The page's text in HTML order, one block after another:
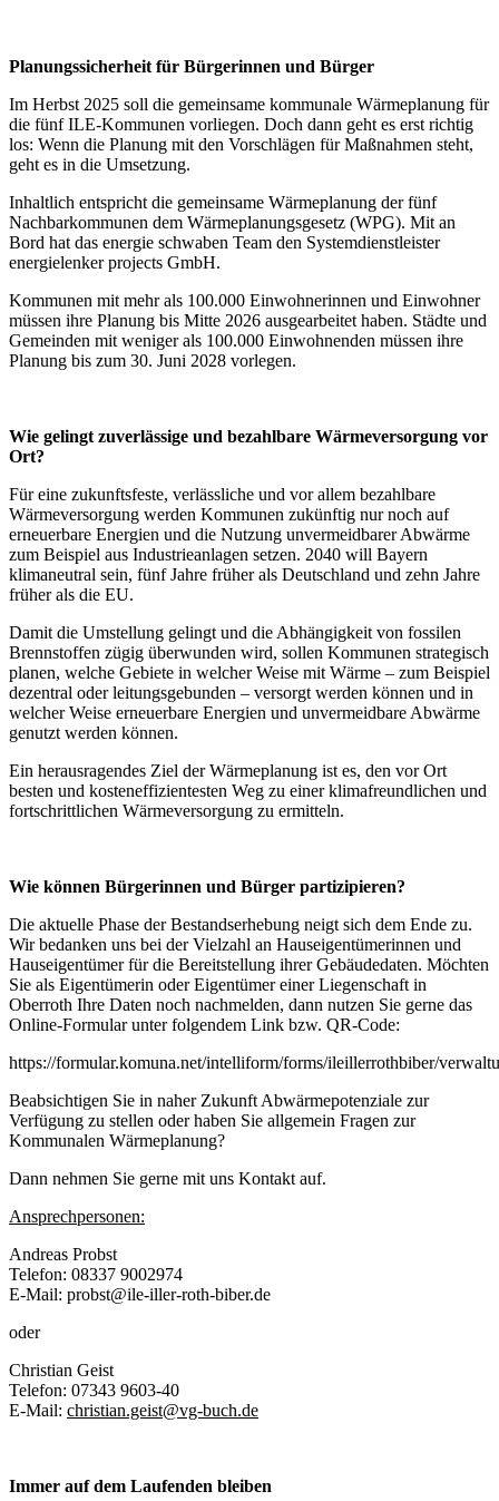
Planungssicherheit für Bürgerinnen und Bürger
Im Herbst 2025 soll die gemeinsame kommunale Wärmeplanung für
die fünf ILE-Kommunen vorliegen. Doch dann geht es erst richtig
los: Wenn die Planung mit den Vorschlägen für Maßnahmen steht,
geht es in die Umsetzung.
Inhaltlich entspricht die gemeinsame Wärmeplanung der fünf
Nachbarkommunen dem Wärmeplanungsgesetz (WPG). Mit an
Bord hat das energie schwaben Team den Systemdienstleister
energielenker projects GmbH.
Kommunen mit mehr als 100.000 Einwohnerinnen und Einwohner
müssen ihre Planung bis Mitte 2026 ausgearbeitet haben. Städte und
Gemeinden mit weniger als 100.000 Einwohnenden müssen ihre
Planung bis zum 30. Juni 2028 vorlegen.
Wie gelingt zuverlässige und bezahlbare Wärmeversorgung vor
Ort?
Für eine zukunftsfeste, verlässliche und vor allem bezahlbare
Wärmeversorgung werden Kommunen zukünftig nur noch auf
erneuerbare Energien und die Nutzung unvermeidbarer Abwärme
zum Beispiel aus Industrieanlagen setzen. 2040 will Bayern
klimaneutral sein, fünf Jahre früher als Deutschland und zehn Jahre
früher als die EU.
Damit die Umstellung gelingt und die Abhängigkeit von fossilen
Brennstoffen zügig überwunden wird, sollen Kommunen strategisch
planen, welche Gebiete in welcher Weise mit Wärme – zum Beispiel
dezentral oder leitungsgebunden – versorgt werden können und in
welcher Weise erneuerbare Energien und unvermeidbare Abwärme
genutzt werden können.
Ein herausragendes Ziel der Wärmeplanung ist es, den vor Ort
besten und kosteneffizientesten Weg zu einer klimafreundlichen und
fortschrittlichen Wärmeversorgung zu ermitteln.
Wie können Bürgerinnen und Bürger partizipieren?
Die aktuelle Phase der Bestandserhebung neigt sich dem Ende zu.
Wir bedanken uns bei der Vielzahl an Hauseigentümerinnen und
Hauseigentümer für die Bereitstellung ihrer Gebäudedaten. Möchten
Sie als Eigentümerin oder Eigentümer einer Liegenschaft in
Oberroth Ihre Daten noch nachmelden, dann nutzen Sie gerne das
Online-Formular unter folgendem Link bzw. QR-Code:
https://formular.komuna.net/intelliform/forms/ileillerrothbiber/
Beabsichtigen Sie in naher Zukunft Abwärmepotenziale zur
Verfügung zu stellen oder haben Sie allgemein Fragen zur
Kommunalen Wärmeplanung?
Dann nehmen Sie gerne mit uns Kontakt auf.
Ansprechpersonen:
Andreas Probst
Telefon: 08337 9002974
E-Mail: probst@ile-iller-roth-biber.de
oder
Christian Geist
Telefon: 07343 9603-40
E-Mail: christian.geist@vg-buch.de
Immer auf dem Laufenden bleiben